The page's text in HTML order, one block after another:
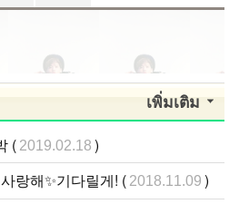
เพิ่มเติม
( 2019.02.18 )
랑해✨기다릴게! ( 2018.11.09 )